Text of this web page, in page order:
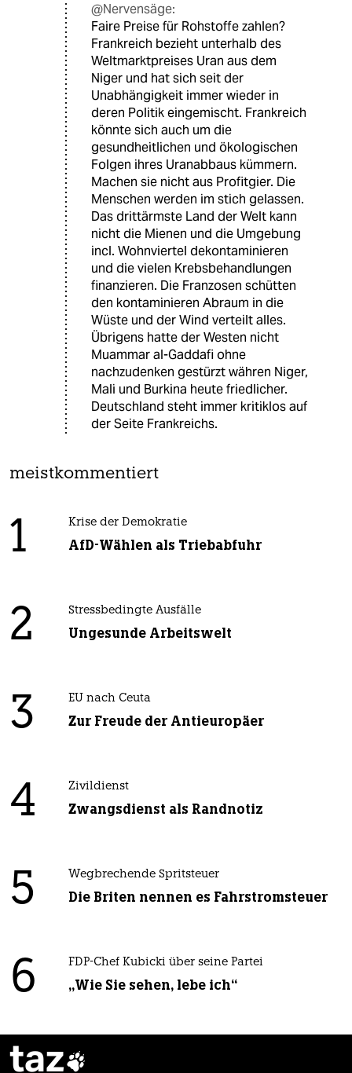
@Nervensäge:
Faire Preise für Rohstoffe zahlen?
Frankreich bezieht unterhalb des
Weltmarktpreises Uran aus dem
Niger und hat sich seit der
Unabhängigkeit immer wieder in
deren Politik eingemischt. Frankreich
könnte sich auch um die
gesundheitlichen und ökologischen
Folgen ihres Uranabbaus kümmern.
Machen sie nicht aus Profitgier. Die
Menschen werden im stich gelassen.
Das drittärmste Land der Welt kann
nicht die Mienen und die Umgebung
incl. Wohnviertel dekontaminieren
und die vielen Krebsbehandlungen
finanzieren. Die Franzosen schütten
den kontaminieren Abraum in die
Wüste und der Wind verteilt alles.
Übrigens hatte der Westen nicht
Muammar al-Gaddafi ohne
nachzudenken gestürzt währen Niger,
Mali und Burkina heute friedlicher.
Deutschland steht immer kritiklos auf
der Seite Frankreichs.
meistkommentiert
1 Krise der Demokratie
AfD-Wählen als Triebabfuhr
2 Stressbedingte Ausfälle
Ungesunde Arbeitswelt
3 EU nach Ceuta
Zur Freude der Antieuropäer
4 Zivildienst
Zwangsdienst als Randnotiz
5 Wegbrechende Spritsteuer
Die Briten nennen es Fahrstromsteuer
6 FDP-Chef Kubicki über seine Partei
„Wie Sie sehen, lebe ich“
taz